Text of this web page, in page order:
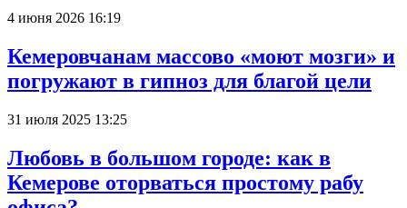
4 июня 2026 16:19
Кемеровчанам массово «моют мозги» и
погружают в гипноз для благой цели
31 июля 2025 13:25
Любовь в большом городе: как в
Кемерове оторваться простому рабу